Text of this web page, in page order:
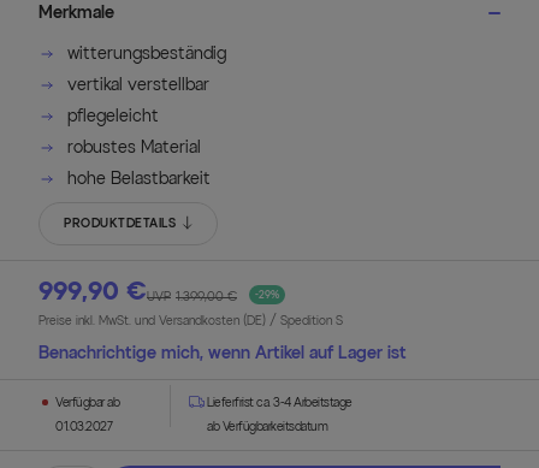
Merkmale
witterungsbeständig
vertikal verstellbar
pflegeleicht
robustes Material
hohe Belastbarkeit
PRODUKTDETAILS
999,90 € -29%
UVP 1.399,00 €
Preise inkl. MwSt. und Versandkosten (DE) / Spedition S
Benachrichtige mich, wenn Artikel auf Lager ist
Verfügbar ab
01.03.2027
Lieferfrist ca. 3-4 Arbeitstage
ab Verfügbarkeitsdatum